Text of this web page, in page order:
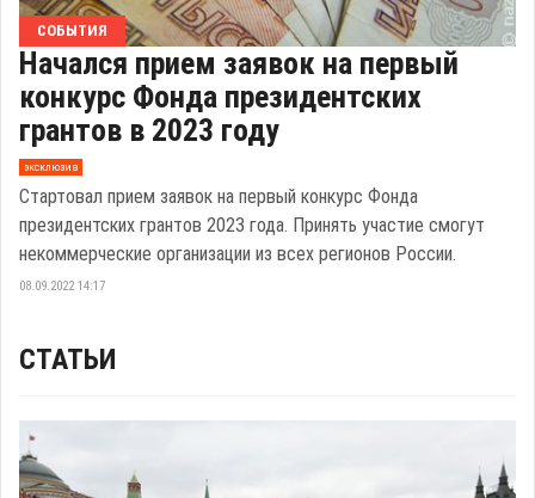
СОБЫТИЯ
Начался прием заявок на первый
конкурс Фонда президентских
грантов в 2023 году
эксклюзив
Стартовал прием заявок на первый конкурс Фонда
президентских грантов 2023 года. Принять участие смогут
некоммерческие организации из всех регионов России.
08.09.2022 14:17
СТАТЬИ